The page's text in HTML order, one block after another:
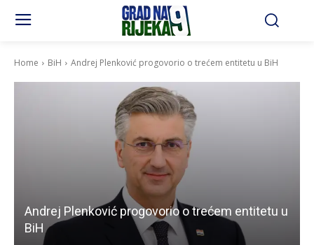
Home BiH Andrej Plenković progovorio o trećem entitetu u BiH
Andrej Plenković progovorio o trećem entitetu u
BiH